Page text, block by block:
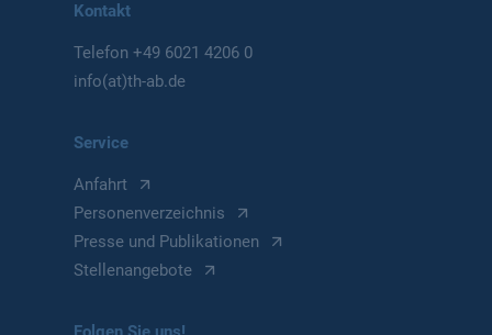
Kontakt
Telefon+49 6021 4206 0
info(at)th-ab.de
Service
Anfahrt
Personenverzeichnis
Presse und Publikationen
Stellenangebote